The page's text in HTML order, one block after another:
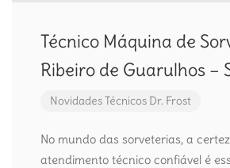
Técnico Máquina de
Ribeiro de Guarulhos –
NovidadesTécnicos Dr. Frost
No mundo das sorveterias, a
atendimento técnico confiável é